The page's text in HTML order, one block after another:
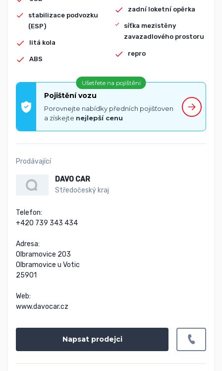
stabilizace podvozku
(ESP)
litá kola
ABS
zadní loketní opěrka
síťka mezistěny
zavazadlového prostoru
repro
Ušetřete na pojištění
Pojištění vozu
Porovnejte nabídky předních pojišťoven
a získejte nejlepší cenu
Prodávající
DAVO CAR
Středočeský kraj
Telefon:
+420 739 343 434
Adresa:
Olbramovice 203
Olbramovice u Votic
25901
Web:
www.davocar.cz
Napsat prodejci